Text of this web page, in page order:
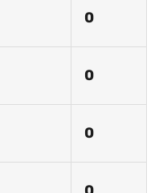
0
0
0